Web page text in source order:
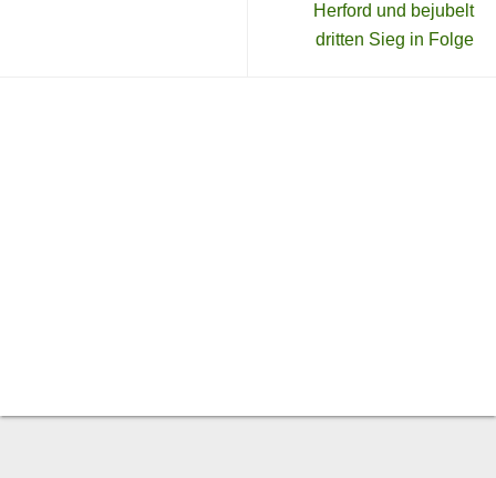
Herford und bejubelt
dritten Sieg in Folge